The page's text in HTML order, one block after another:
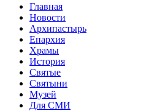
Главная
Новости
Архипастырь
Епархия
Храмы
История
Святые
Святыни
Музей
Для СМИ